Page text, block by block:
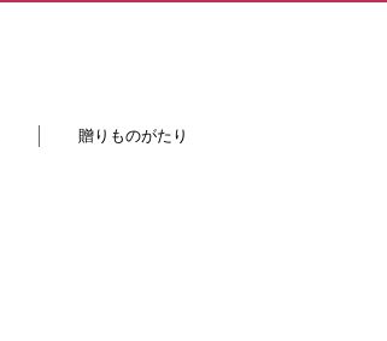
贈りものがたり